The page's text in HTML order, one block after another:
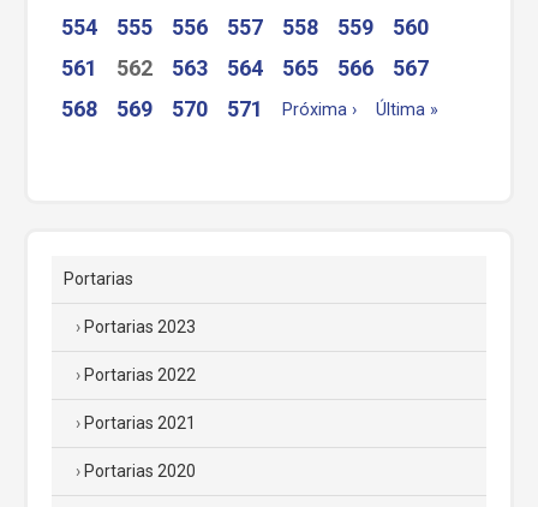
554
555 556 557 558 559
560
561
562 563 564 565 566
567
568
569 570 571 Próxima › Última »
Portarias
Portarias 2023
Portarias 2022
Portarias 2021
Portarias 2020